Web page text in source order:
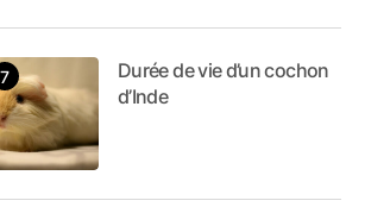
Durée de vie d’un cochon
d’Inde